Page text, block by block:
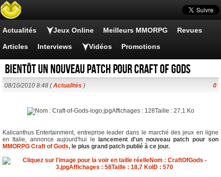
Actualités Jeux Online Meilleurs MMORPG Revues
Articles Interviews Vidéos Promotions
Bientôt un nouveau patch pour CRAFT OF GODS
08/10/2010 8:48 (Actualités ) 0
Kalicanthus Entertainment, entreprise leader dans le marché des jeux en ligne
en Italie, annonce aujourd'hui le lancement d'un nouveau patch pour son
MMORPG Craft of Gods, le plus grand patch publié à ce jour.